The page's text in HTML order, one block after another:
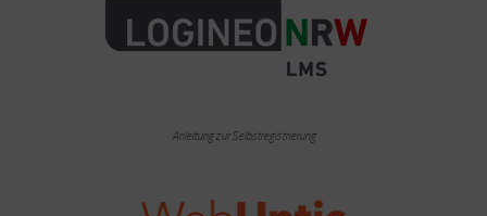
Anleitung zur Selbstregistrierung